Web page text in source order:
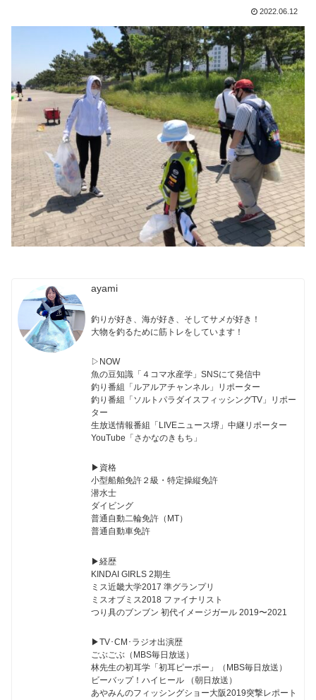
2022.06.12
ayami
釣りが好き、海が好き、そしてサメが好き！
大物を釣るために筋トレをしています！
▷NOW
魚の豆知識「４コマ水産学」SNSにて発信中
釣り番組「ルアルアチャンネル」リポーター
釣り番組「ソルトパラダイスフィッシングTV」リポー
ター
生放送情報番組「LIVEニュース堺」中継リポーター
YouTube「さかなのきもち」
▶︎資格
小型船舶免許２級・特定操縦免許
潜水士
ダイビング
普通自動二輪免許（MT）
普通自動車免許
▶︎経歴
KINDAI GIRLS 2期生
ミス近畿大学2017 準グランプリ
ミスオブミス2018 ファイナリスト
つり具のブンブン 初代イメージガール 2019〜2021
▶︎TV･CM･ラジオ出演歴
ごぶごぶ（MBS毎日放送）
林先生の初耳学「初耳ピーポー」（MBS毎日放送）
ビーバップ！ハイヒール （朝日放送）
あやみんのフィッシングショー大阪2019突撃レポート